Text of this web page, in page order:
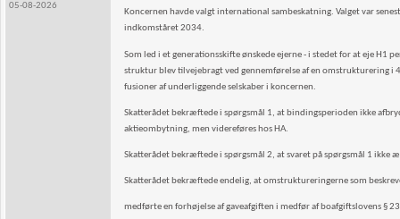
05-08-2026
Koncernen havde valgt international sambeskatning. Valget var
indkomståret 2034.
Som led i et generationsskifte ønskede ejerne - i stedet for at eje H1
struktur blev tilvejebragt ved gennemførelse af en omstrukturering
fusioner af underliggende selskaber i koncernen.
Skatterådet bekræftede i spørgsmål 1, at bindingsperioden ikke
aktieombytning, men videreføres hos HA.
Skatterådet bekræftede i spørgsmål 2, at svaret på spørgsmål 1 ikke
Skatterådet bekræftede endelig, at omstruktureringerne som
medførte en forhøjelse af gaveafgiften i medfør af boafgiftslovens §